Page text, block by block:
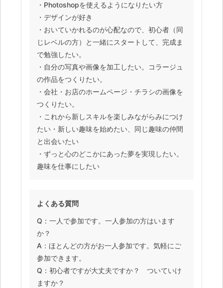
・Photoshopを使えるようになりたい方
・デザインが好き
・おいていかれるのが心配なので、初心者（同
じレベルの方）と一緒にスタートして、完成ま
で勉強したい。
・自分の写真や画像を加工したい。コラージュ
の作品をつくりたい。
・会社・お店のホームページ・チラシの画像を
つくりたい。
・これから新しスキルを楽しみながらみにつけ
たい・新しい趣味を始めたい、同じ趣味の仲間
と出会いたい
・ずっと心のどこかにあった夢を実現したい。
趣味を仕事にしたい
よくある質問
Q：一人で参加です。一人参加の方はいます
か？
A：ほとんどの方がお一人参加です。気軽にご
参加できます。
Q：初心者ですが大丈夫ですか？ ついていけ
ますか？